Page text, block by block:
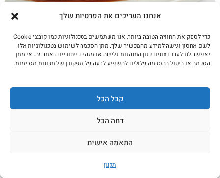
אנחנו מעריכים את הפרטיות שלך
כדי לספק את החוויה הטובה ביותר, אנו משתמשים בטכנולוגיות כמו קובצי Cookie
לשם אחסון וגישה למידע מהמכשיר שלך. מתן הסכמה לשימוש בטכנולוגיות אלו
יאפשר לנו לעבד נתונים כגון התנהגות גלישה או מזהים ייחודיים באתר זה. אי מתן
הסכמה או ביטול ההסכמה עלולים להשפיע לרעה על תפקודן של תכונות מסוימות.
קבל הכל
דחה הכל
התאמה אישית
תקנון
מוצאי תשעה באב: 4 ארוחות שכולם חולמים
עליהן ב-19:00
לקריאה נוספת